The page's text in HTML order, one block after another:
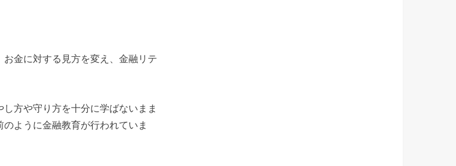
金に対する見方を変え、金融リテ
方や守り方を十分に学ばないまま
ように金融教育が行われていま